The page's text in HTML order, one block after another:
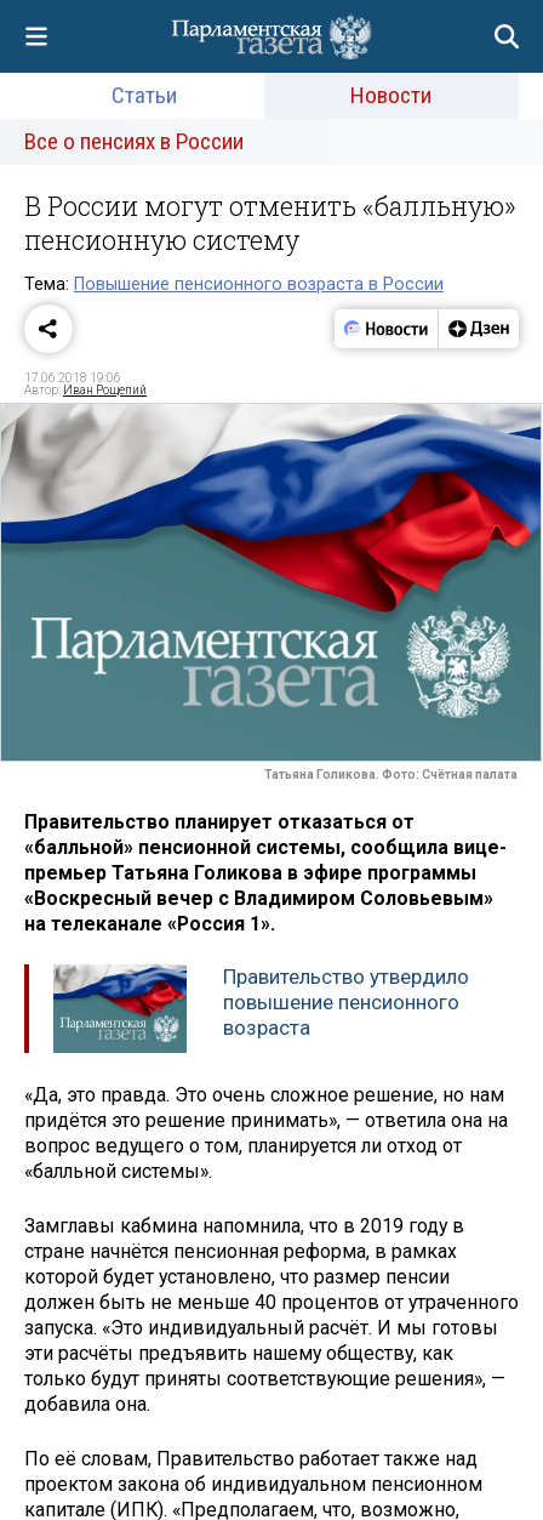
Статьи
Новости
Все о пенсиях в России
В России могут отменить «балльную»
пенсионную систему
Тема: Повышение пенсионного возраста в России
17.06.2018 19:06
Автор: Иван Рощепий
Татьяна Голикова. Фото: Счётная палата
Правительство планирует отказаться от
«балльной» пенсионной системы, сообщила вице-
премьер Татьяна Голикова в эфире программы
«Воскресный вечер с Владимиром Соловьевым»
на телеканале «Россия 1».
Правительство утвердило
повышение пенсионного
возраста
«Да, это правда. Это очень сложное решение, но нам
придётся это решение принимать», — ответила она на
вопрос ведущего о том, планируется ли отход от
«балльной системы».
Замглавы кабмина напомнила, что в 2019 году в
стране начнётся пенсионная реформа, в рамках
которой будет установлено, что размер пенсии
должен быть не меньше 40 процентов от утраченного
запуска. «Это индивидуальный расчёт. И мы готовы
эти расчёты предъявить нашему обществу, как
только будут приняты соответствующие решения», —
добавила она.
По её словам, Правительство работает также над
проектом закона об индивидуальном пенсионном
капитале (ИПК). «Предполагаем, что, возможно,